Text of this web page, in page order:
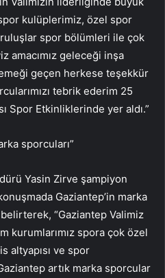
kulüplerimiz, özel spor
spor bölümleri ile çok
amacımız geleceği inşa
geçen herkese teşekkür
tebrik ederim 25
Spor Etkinliklerinde yer aldı.”
sporcuları”
Yasin Zirve şampiyon
Gaziantep’in marka
“Gaziantep Valimiz
kurumlarımız spora çok özel
altyapısı ve spor
artık marka sporcular